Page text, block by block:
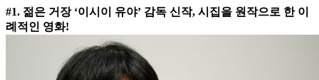
#1. 젊은 거장 ‘이시이 유야’ 감독 신작, 시집을 원작으로 한 이
례적인 영화!